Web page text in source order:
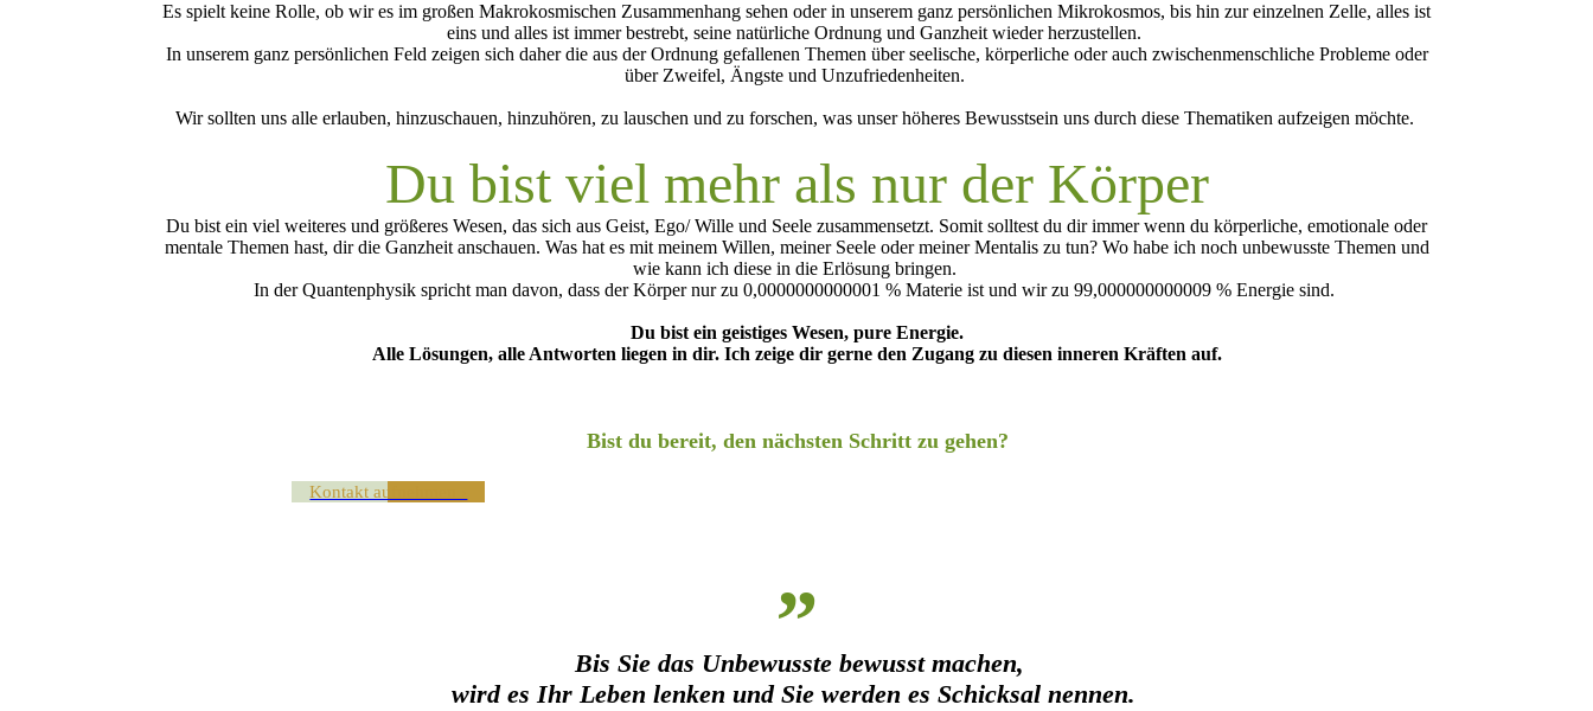
Es spielt keine Rolle, ob wir es im großen Makrokosmischen Zusammenhang sehen oder in unserem ganz persönlichen Mikrokosmos, bis hin zur einzelnen Zelle, alles ist
eins und alles ist immer bestrebt, seine natürliche Ordnung und Ganzheit wieder herzustellen.
In unserem ganz persönlichen Feld zeigen sich daher die aus der Ordnung gefallenen Themen über seelische, körperliche oder auch zwischenmenschliche Probleme oder
über Zweifel, Ängste und Unzufriedenheiten.
Wir sollten uns alle erlauben, hinzuschauen, hinzuhören, zu lauschen und zu forschen, was unser höheres Bewusstsein uns durch diese Thematiken aufzeigen möchte.
Du bist viel mehr als nur der Körper
Du bist ein viel weiteres und größeres Wesen, das sich aus Geist, Ego/ Wille und Seele zusammensetzt. Somit solltest du dir immer wenn du körperliche, emotionale oder
mentale Themen hast, dir die Ganzheit anschauen. Was hat es mit meinem Willen, meiner Seele oder meiner Mentalis zu tun? Wo habe ich noch unbewusste Themen und
wie kann ich diese in die Erlösung bringen.
In der Quantenphysik spricht man davon, dass der Körper nur zu 0,0000000000001 % Materie ist und wir zu 99,000000000009 % Energie sind.
Du bist ein geistiges Wesen, pure Energie.
Alle Lösungen, alle Antworten liegen in dir. Ich zeige dir gerne den Zugang zu diesen inneren Kräften auf.
Bist du bereit, den nächsten Schritt zu gehen?
Kontakt aufnehmen ›
„
Bis Sie das Unbewusste bewusst machen,
wird es Ihr Leben lenken und Sie werden es Schicksal nennen.